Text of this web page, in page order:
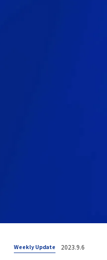
Weekly Update 2023.9.6